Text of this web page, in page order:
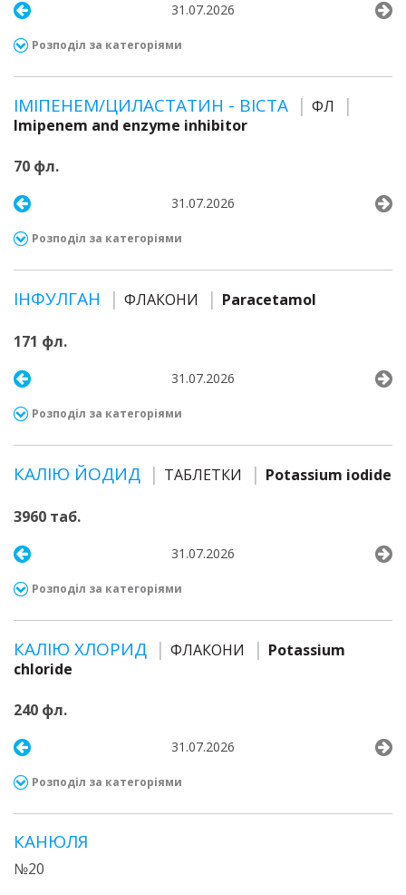
31.07.2026
Розподіл за категоріями
ІМІПЕНЕМ/ЦИЛАСТАТИН - ВІСТА
ФЛ
Imipenem and enzyme inhibitor
70 фл.
31.07.2026
Розподіл за категоріями
ІНФУЛГАН ФЛАКОНИ Paracetamol
171 фл.
31.07.2026
Розподіл за категоріями
КАЛІЮ ЙОДИД ТАБЛЕТКИ Potassium iodide
3960 таб.
31.07.2026
Розподіл за категоріями
КАЛІЮ ХЛОРИД ФЛАКОНИ
Potassium
chloride
240 фл.
31.07.2026
Розподіл за категоріями
КАНЮЛЯ
№20